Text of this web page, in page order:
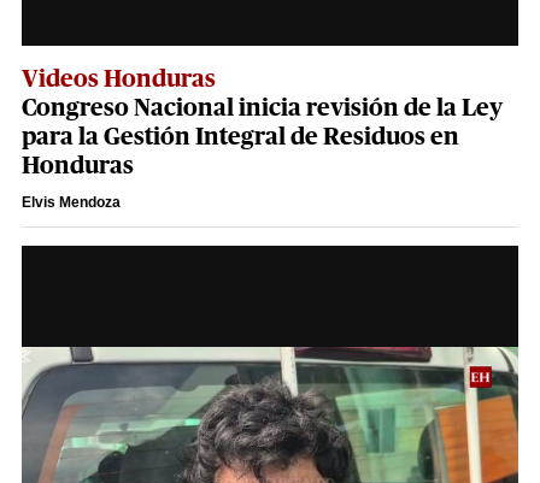
Videos Honduras
Congreso Nacional inicia revisión de la Ley
para la Gestión Integral de Residuos en
Honduras
Elvis Mendoza